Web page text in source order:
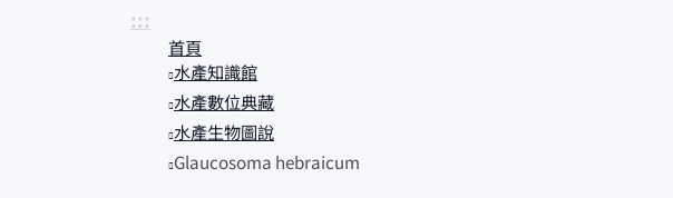
:::
首頁
水產知識館
水產數位典藏
水產生物圖說
Glaucosoma hebraicum